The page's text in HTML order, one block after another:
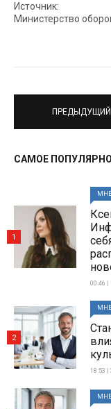
Источник:
Министерство
ПРЕДЫДУЩИЙ
САМОЕ
00:46 |
1
18:53 |
2